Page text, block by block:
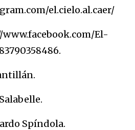
el.cielo.al.caer/
www.facebook.com/El-
Spíndola.